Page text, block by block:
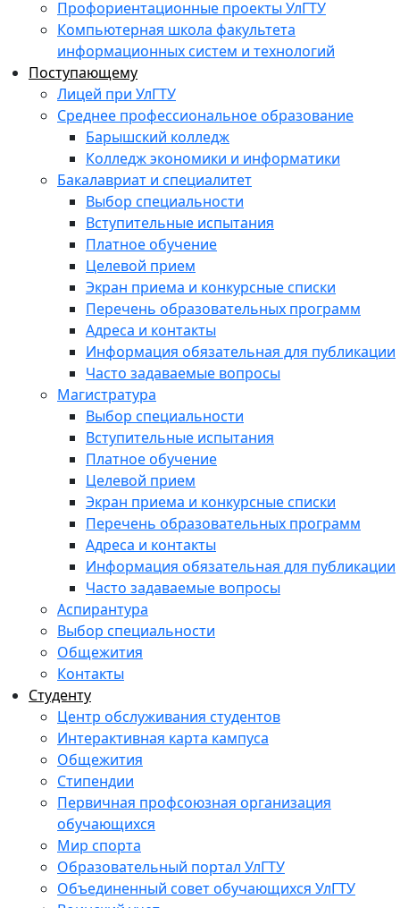
Профориентационные проекты УлГТУ
Компьютерная школа факультета
информационных систем и технологий
Поступающему
Лицей при УлГТУ
Среднее профессиональное образование
Барышский колледж
Колледж экономики и информатики
Бакалавриат и специалитет
Выбор специальности
Вступительные испытания
Платное обучение
Целевой прием
Экран приема и конкурсные списки
Перечень образовательных программ
Адреса и контакты
Информация обязательная для публикации
Часто задаваемые вопросы
Магистратура
Выбор специальности
Вступительные испытания
Платное обучение
Целевой прием
Экран приема и конкурсные списки
Перечень образовательных программ
Адреса и контакты
Информация обязательная для публикации
Часто задаваемые вопросы
Аспирантура
Выбор специальности
Общежития
Контакты
Студенту
Центр обслуживания студентов
Интерактивная карта кампуса
Общежития
Стипендии
Первичная профсоюзная организация
обучающихся
Мир спорта
Образовательный портал УлГТУ
Объединенный совет обучающихся УлГТУ